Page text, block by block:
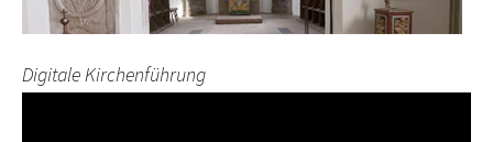
Digitale Kirchenführung